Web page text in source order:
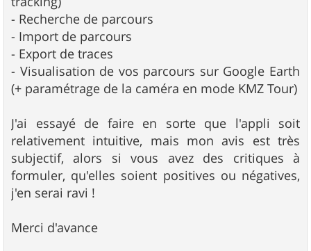
- Recherche de parcours
- Import de parcours
- Export de traces
- Visualisation de vos parcours sur Google Earth
(+ paramétrage de la caméra en mode KMZ Tour)
J'ai essayé de faire en sorte que l'appli soit
relativement intuitive, mais mon avis est très
subjectif, alors si vous avez des critiques à
formuler, qu'elles soient positives ou négatives,
j'en serai ravi !
Merci d'avance